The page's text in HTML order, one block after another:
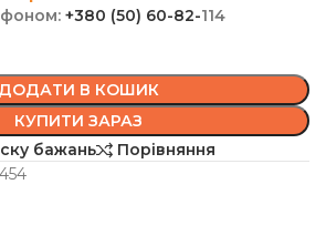
+380 (50) 60-82-114
ДОДАТИ В КОШИК
КУПИТИ ЗАРАЗ
бажань
Порівняння